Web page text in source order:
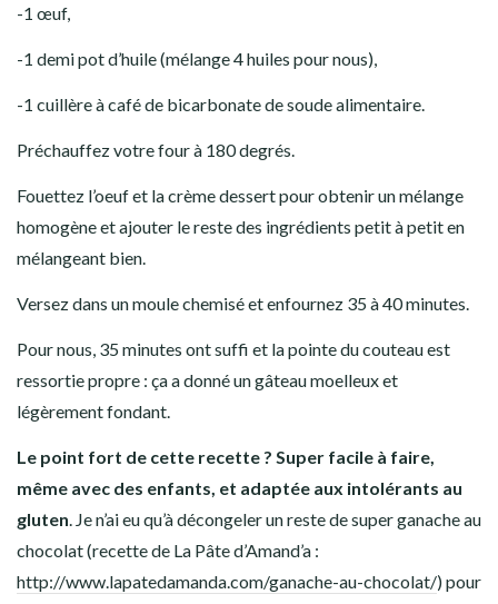
-1 œuf,
-1 demi pot d’huile (mélange 4 huiles pour nous),
-1 cuillère à café de bicarbonate de soude alimentaire.
Préchauffez votre four à 180 degrés.
Fouettez l’oeuf et la crème dessert pour obtenir un mélange
homogène et ajouter le reste des ingrédients petit à petit en
mélangeant bien.
Versez dans un moule chemisé et enfournez 35 à 40 minutes.
Pour nous, 35 minutes ont suffi et la pointe du couteau est
ressortie propre : ça a donné un gâteau moelleux et
légèrement fondant.
Le point fort de cette recette ? Super facile à faire,
même avec des enfants, et adaptée aux intolérants au
gluten . Je n’ai eu qu’à décongeler un reste de super ganache au
chocolat (recette de La Pâte d’Amand’a :
http://www.lapatedamanda.com/ganache-au-chocolat/) pour